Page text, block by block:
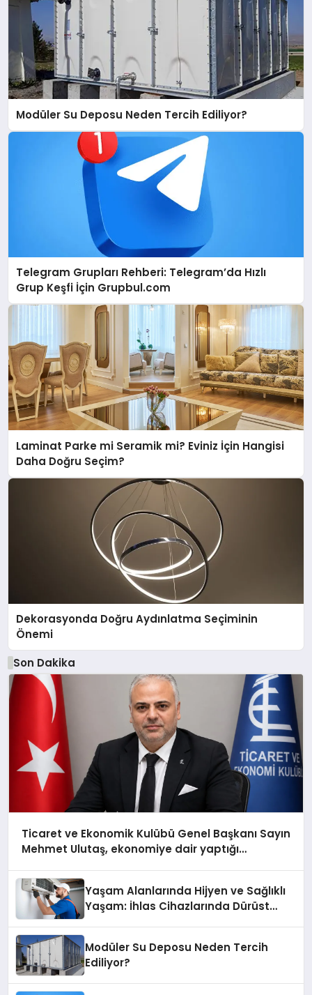
Modüler Su Deposu Neden Tercih Ediliyor?
Telegram Grupları Rehberi: Telegram’da Hızlı
Grup Keşfi İçin Grupbul.com
Laminat Parke mi Seramik mi? Eviniz İçin Hangisi
Daha Doğru Seçim?
Dekorasyonda Doğru Aydınlatma Seçiminin
Önemi
Son Dakika
Ticaret ve Ekonomik Kulübü Genel Başkanı Sayın
Mehmet Ulutaş, ekonomiye dair yaptığı
Yaşam Alanlarında Hijyen ve Sağlıklı
Yaşam: İhlas Cihazlarında Dürüst
Modüler Su Deposu Neden Tercih
Ediliyor?